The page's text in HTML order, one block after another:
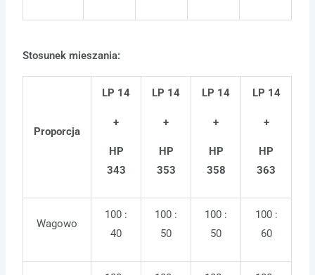
Stosunek mieszania:
Proporcja
LP 14
+
HP
343
LP 14
+
HP
353
LP 14
+
HP
358
LP 14
+
HP
363
Wagowo
100 :
40
100 :
50
100 :
50
100 :
60